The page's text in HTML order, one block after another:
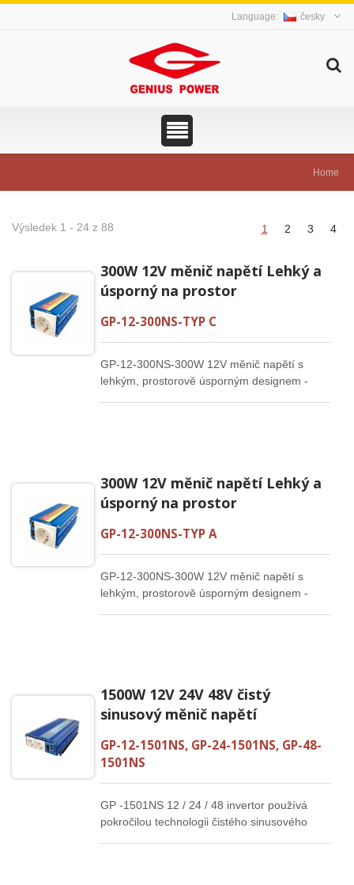
česky
Home
Výsledek 1 - 24 z 88 1 2 3 4
300W 12V měnič napětí Lehký a
úsporný na prostor
GP-12-300NS-TYP C
GP-12-300NS-300W 12V měnič napětí s
lehkým, prostorově úsporným designem -
300W 12V měnič napětí Lehký a
úsporný na prostor
GP-12-300NS-TYP A
GP-12-300NS-300W 12V měnič napětí s
lehkým, prostorově úsporným designem -
1500W 12V 24V 48V čistý
sinusový měnič napětí
GP-12-1501NS, GP-24-1501NS, GP-48-
1501NS
GP -1501NS 12 / 24 / 48 invertor používá
pokročilou technologii čistého sinusového